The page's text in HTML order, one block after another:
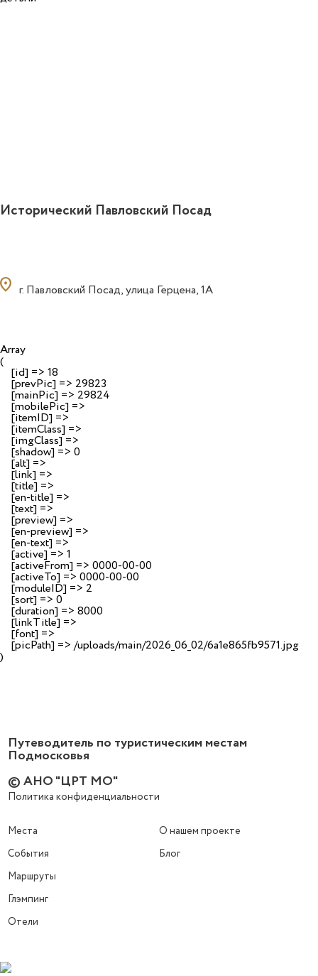
Исторический Павловский Посад
г. Павловский Посад, улица Герцена, 1А
Array
(
    [id] => 18
    [prevPic] => 29823
    [mainPic] => 29824
    [mobilePic] =>
    [itemID] =>
    [itemClass] =>
    [imgClass] =>
    [shadow] => 0
    [alt] =>
    [link] =>
    [title] =>
    [en-title] =>
    [text] =>
    [preview] =>
    [en-preview] =>
    [en-text] =>
    [active] => 1
    [activeFrom] => 0000-00-00
    [activeTo] => 0000-00-00
    [moduleID] => 2
    [sort] => 0
    [duration] => 8000
    [linkTitle] =>
    [font] =>
    [picPath] => /uploads/main/2026_06_02/6a1e865fb9571.jpg
Путеводитель по туристическим местам
Подмосковья
© АНО "ЦРТ МО"
Политика конфиденциальности
Места
События
Маршруты
Глэмпинг
Отели
О нашем проекте
Блог